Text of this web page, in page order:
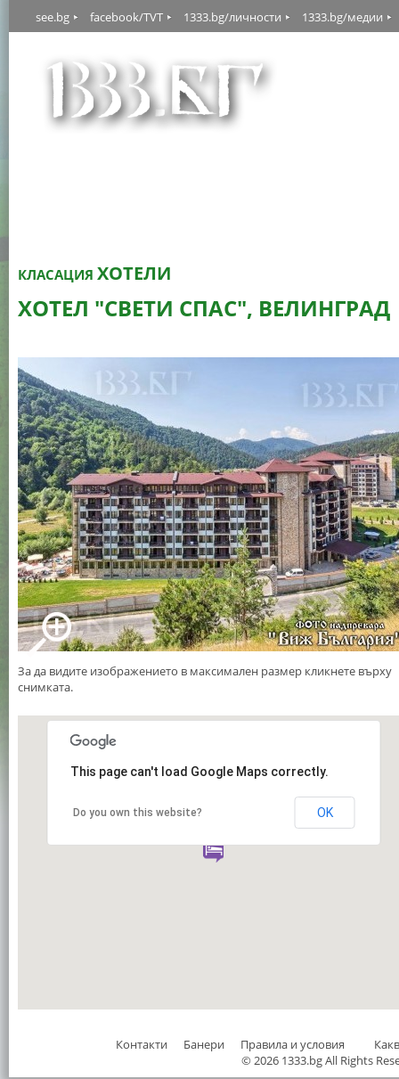
see.bg facebook/TVT 1333.bg/личности 1333.bg/медии
КЛАСАЦИЯ ХОТЕЛИ
ХОТЕЛ "СВЕТИ СПАС", ВЕЛИНГРАД
За да видите изображението в максимален размер кликнете върху
снимката.
This page can't load Google Maps correctly.
Do you own this website? OK
Контакти Банери Правила и условия
© 2026 1333.bg All Rights